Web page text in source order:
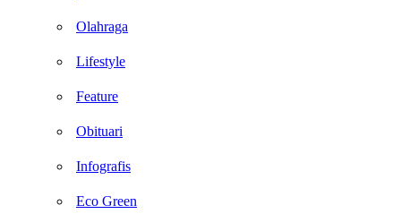
Olahraga
Lifestyle
Feature
Obituari
Infografis
Eco Green